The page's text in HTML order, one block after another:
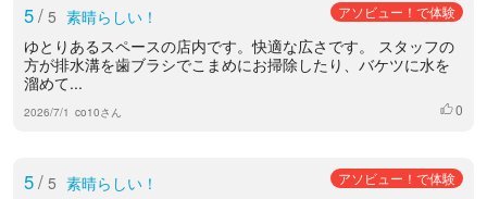
5/ 5 素晴らしい！ アソビュー！で体験
ゆとりあるスペースの店内です。快適な広さです。 スタッフの
方が排水溝を歯ブラシでこまめにお掃除したり、バケツに水を
溜めて...
2026/7/1 co10さん いいね
0
5/ 5 素晴らしい！ アソビュー！で体験